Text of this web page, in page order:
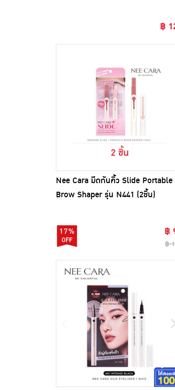
฿
Nee Cara มีดกันคิ้ว Slide Portable
Brow Shaper รุ่น N441 (2ชิ้น)
17% ฿
฿